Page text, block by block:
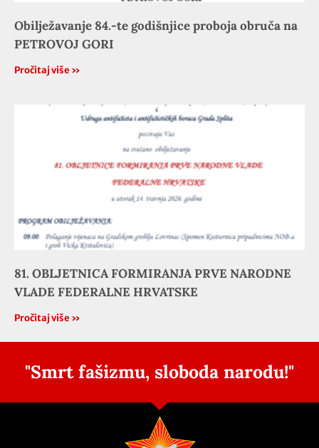
Obilježavanje 84.-te godišnjice proboja obruča na
PETROVOJ GORI
Pročitaj više »
81. OBLJETNICA FORMIRANJA PRVE NARODNE
VLADE FEDERALNE HRVATSKE
Pročitaj više »
"Smrt fašizmu, sloboda narodu!"